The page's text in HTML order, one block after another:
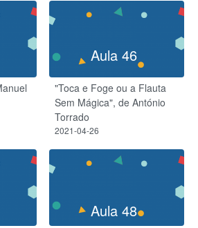
Aula 46
"Toca e Foge ou a Flauta
Sem Mágica", de António
Torrado
2021-04-26
Aula 48